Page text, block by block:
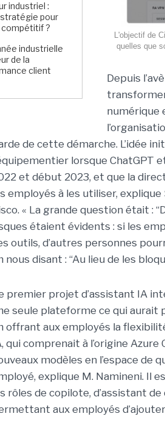
industriel :
pour
?
industrielle
de la
client
L'objectif de
quelles que
Depuis
numérique
de cette démarche. L’idée
lorsque ChatGPT
et début 2023, et que la
employés à les utiliser, explique
« La grande question était :
étaient évidents : si les
outils, d’autres personnes
nous disant : “Au lieu de les
premier projet d’assistant IA
seule plateforme ce qui
offrant aux employés la
qui comprenait à l’origine
modèles en l’espace de
explique M. Namineni. Il
rôles de copilote, d’assistant
aux employés